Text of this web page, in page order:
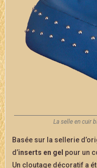
La selle en cuir
Basée sur la sellerie
d’inserts en gel pour un
Un cloutage décoratif a